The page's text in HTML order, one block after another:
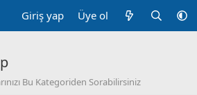
Giriş yap Üye ol
Bu Kategoriden Sorabilirsiniz